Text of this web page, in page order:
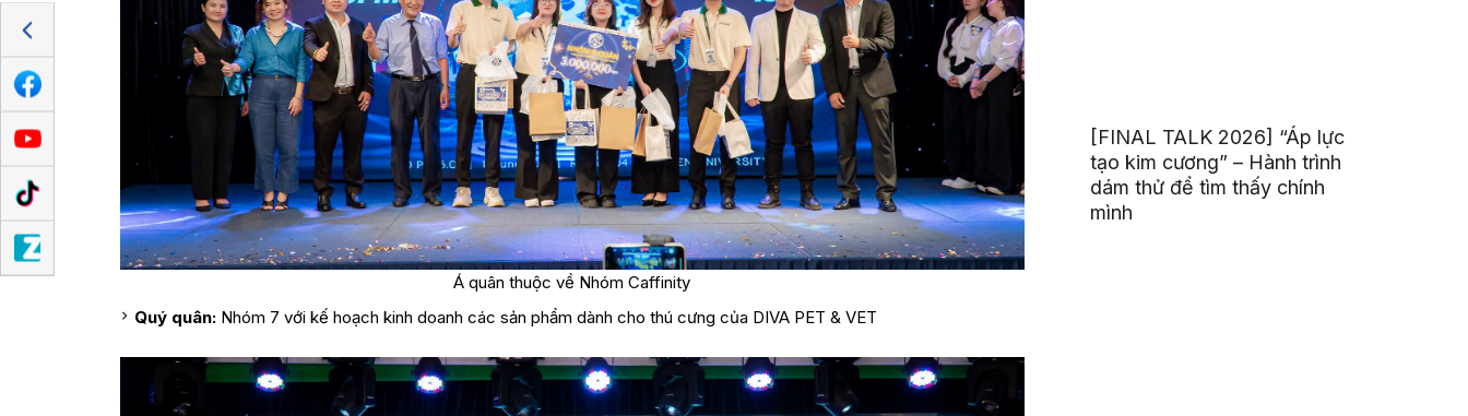
Á quân thuộc về Nhóm Caffinity
Quý quân:Nhóm 7 với kế hoạch kinh doanh các sản phẩm dành cho thú cưng của DIVA PET & VET
[FINAL TALK 2026] “Áp lực
tạo kim cương” – Hành trình
dám thử để tìm thấy chính
mình